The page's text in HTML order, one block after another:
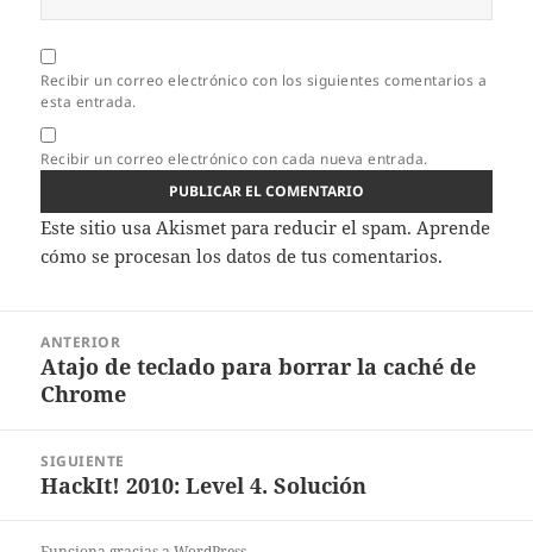
Recibir un correo electrónico con los siguientes comentarios a
esta entrada.
Recibir un correo electrónico con cada nueva entrada.
Este sitio usa Akismet para reducir el spam. Aprende
cómo se procesan los datos de tus comentarios.
entradas
ANTERIOR
Entrada
anterior:
Atajo de teclado para borrar la caché de
Chrome
SIGUIENTE
Entrada
HackIt! 2010: Level 4. Solución